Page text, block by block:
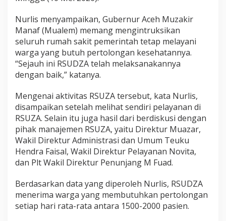
,
A
d
m
i
n
i
s
r
a
s
D
i
u
r
Nurlis menyampaikan, Gubernur Aceh Muzakir
Manaf (Mualem) memang mengintruksikan
seluruh rumah sakit pemerintah tetap melayani
warga yang butuh pertolongan kesehatannya.
“Sejauh ini RSUDZA telah melaksanakannya
dengan baik,” katanya.
Mengenai aktivitas RSUZA tersebut, kata Nurlis,
disampaikan setelah melihat sendiri pelayanan di
RSUZA. Selain itu juga hasil dari berdiskusi dengan
pihak manajemen RSUZA, yaitu Direktur Muazar,
Wakil Direktur Administrasi dan Umum Teuku
Hendra Faisal, Wakil Direktur Pelayanan Novita,
dan Plt Wakil Direktur Penunjang M Fuad.
Berdasarkan data yang diperoleh Nurlis, RSUDZA
menerima warga yang membutuhkan pertolongan
setiap hari rata-rata antara 1500-2000 pasien.